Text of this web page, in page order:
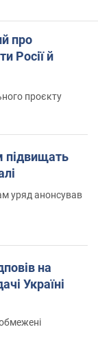
про
Росії й
проєкту
підвищать
уряд анонсував
на
Україні